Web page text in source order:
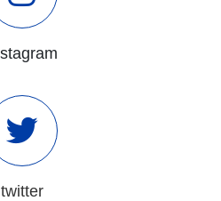
twitter